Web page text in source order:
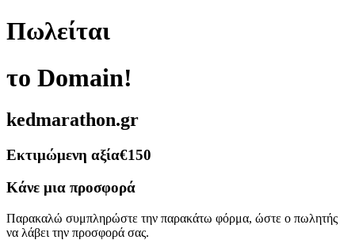
Πωλείται
το Domain!
kedmarathon.gr
Εκτιμώμενη αξία€150
Κάνε μια προσφορά
Παρακαλώ συμπληρώστε την παρακάτω φόρμα, ώστε ο πωλητής
να λάβει την προσφορά σας.